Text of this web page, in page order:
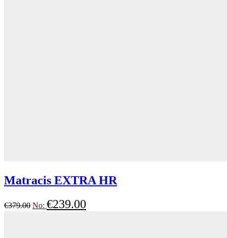
Matracis EXTRA HR
€379.00 No: €239.00